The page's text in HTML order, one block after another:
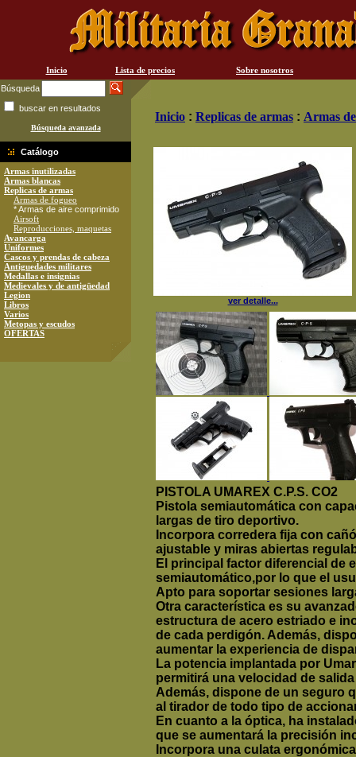
Inicio Lista de precios
Sobre nosotros
Búsqueda
buscar en resultados
Búsqueda avanzada
Catálogo
Armas inutilizadas
Armas blancas
Replicas de armas
Armas de fogueo
* Armas de aire comprimido
Airsoft
Reproducciones, maquetas
Avancarga
Uniformes
Cascos y prendas de cabeza
Antiguedades militares
Medallas e insignias
Medievales y de antigüedad
Legion
Libros
Varios
Metopas y escudos
OFERTAS
Inicio : Replicas de armas : Armas
ver detalle...
PISTOLA UMAREX C.P.S. CO2
Pistola semiautomática con
largas de tiro deportivo.
Incorpora corredera fija con
ajustable y miras abiertas
El principal factor diferencial de
semiautomático,por lo que el
Apto para soportar sesiones
Otra característica es su
estructura de acero estriado e
de cada perdigón. Además,
aumentar la experiencia de
La potencia implantada por
permitirá una velocidad de
Además, dispone de un seguro
al tirador de todo tipo de
En cuanto a la óptica, ha
que se aumentará la precisión
Incorpora una culata